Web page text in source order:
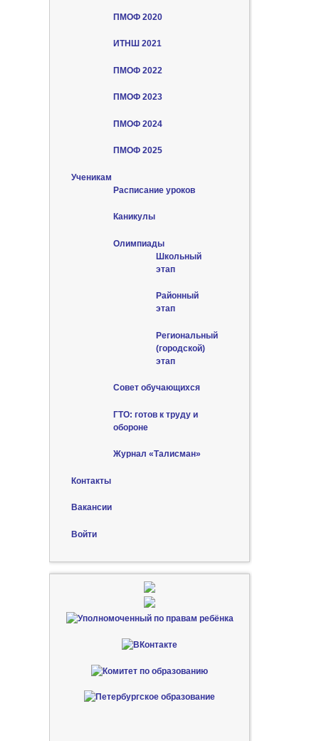
ПМОФ 2020
ИТНШ 2021
ПМОФ 2022
ПМОФ 2023
ПМОФ 2024
ПМОФ 2025
Ученикам
Расписание уроков
Каникулы
Олимпиады
Школьный
этап
Районный
этап
Региональный
(городской)
этап
Совет обучающихся
ГТО: готов к труду и
обороне
Журнал «Талисман»
Контакты
Вакансии
Войти